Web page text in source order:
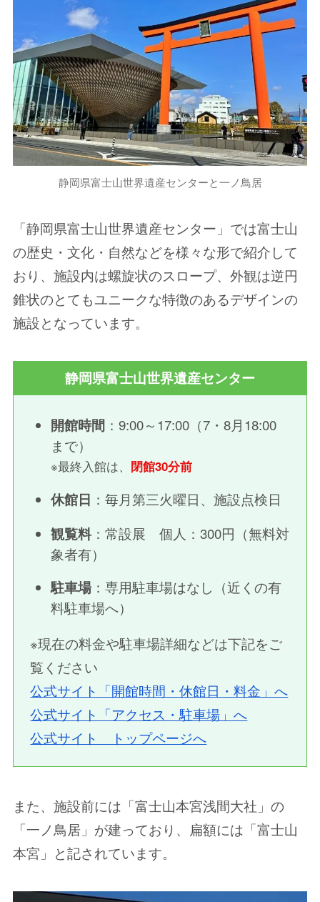
静岡県富士山世界遺産センターと一ノ鳥居
「静岡県富士山世界遺産センター」では富士山
の歴史・文化・自然などを様々な形で紹介して
おり、施設内は螺旋状のスロープ、外観は逆円
錐状のとてもユニークな特徴のあるデザインの
施設となっています。
静岡県富士山世界遺産センター
開館時間：9:00～17:00（7・8月18:00
まで）
※最終入館は、 閉館30分前
休館日 ：毎月第三火曜日、施設点検日
観覧料：常設展 個人：300円（無料対
象者有）
駐車場：専用駐車場はなし（近くの有
料駐車場へ）
※現在の料金や駐車場詳細などは下記をご
覧ください
公式サイト「開館時間・休館日・料金」へ
公式サイト「アクセス・駐車場」へ
公式サイト トップページへ
また、施設前には「富士山本宮浅間大社」の
「一ノ鳥居」が建っており、扁額には「富士山
本宮」と記されています。